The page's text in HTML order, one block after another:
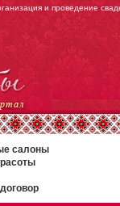
и проведение
салоны